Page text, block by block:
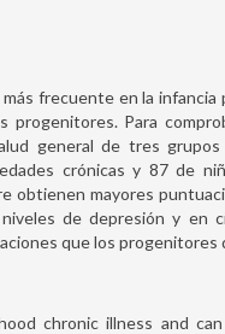
frecuente en la
Para
general de tres
crónicas y 87 de
obtienen mayores
de depresión y en
que los progenitores
chronic illness and